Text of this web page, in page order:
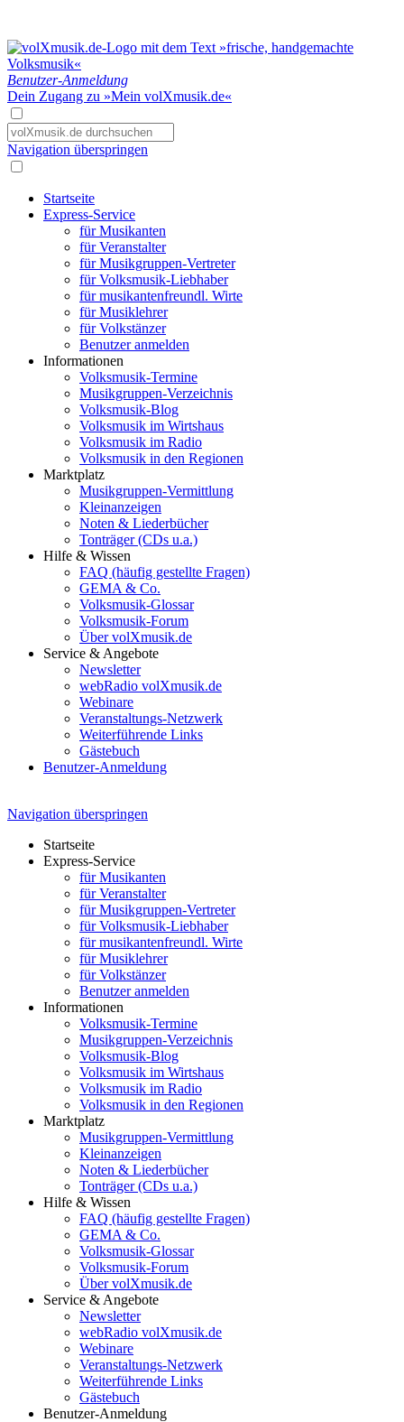
Benutzer-Anmeldung
Dein Zugang zu »Mein volXmusik.de«
Navigation überspringen
Startseite
Express-Service
für Musikanten
für Veranstalter
für Musikgruppen-Vertreter
für Volksmusik-Liebhaber
für musikantenfreundl. Wirte
für Musiklehrer
für Volkstänzer
Benutzer anmelden
Informationen
Volksmusik-Termine
Musikgruppen-Verzeichnis
Volksmusik-Blog
Volksmusik im Wirtshaus
Volksmusik im Radio
Volksmusik in den Regionen
Marktplatz
Musikgruppen-Vermittlung
Kleinanzeigen
Noten & Liederbücher
Tonträger (CDs u.a.)
Hilfe & Wissen
FAQ (häufig gestellte Fragen)
GEMA & Co.
Volksmusik-Glossar
Volksmusik-Forum
Über volXmusik.de
Service & Angebote
Newsletter
webRadio volXmusik.de
Webinare
Veranstaltungs-Netzwerk
Weiterführende Links
Gästebuch
Benutzer-Anmeldung
Navigation überspringen
Startseite
Express-Service
für Musikanten
für Veranstalter
für Musikgruppen-Vertreter
für Volksmusik-Liebhaber
für musikantenfreundl. Wirte
für Musiklehrer
für Volkstänzer
Benutzer anmelden
Informationen
Volksmusik-Termine
Musikgruppen-Verzeichnis
Volksmusik-Blog
Volksmusik im Wirtshaus
Volksmusik im Radio
Volksmusik in den Regionen
Marktplatz
Musikgruppen-Vermittlung
Kleinanzeigen
Noten & Liederbücher
Tonträger (CDs u.a.)
Hilfe & Wissen
FAQ (häufig gestellte Fragen)
GEMA & Co.
Volksmusik-Glossar
Volksmusik-Forum
Über volXmusik.de
Service & Angebote
Newsletter
webRadio volXmusik.de
Webinare
Veranstaltungs-Netzwerk
Weiterführende Links
Gästebuch
Benutzer-Anmeldung